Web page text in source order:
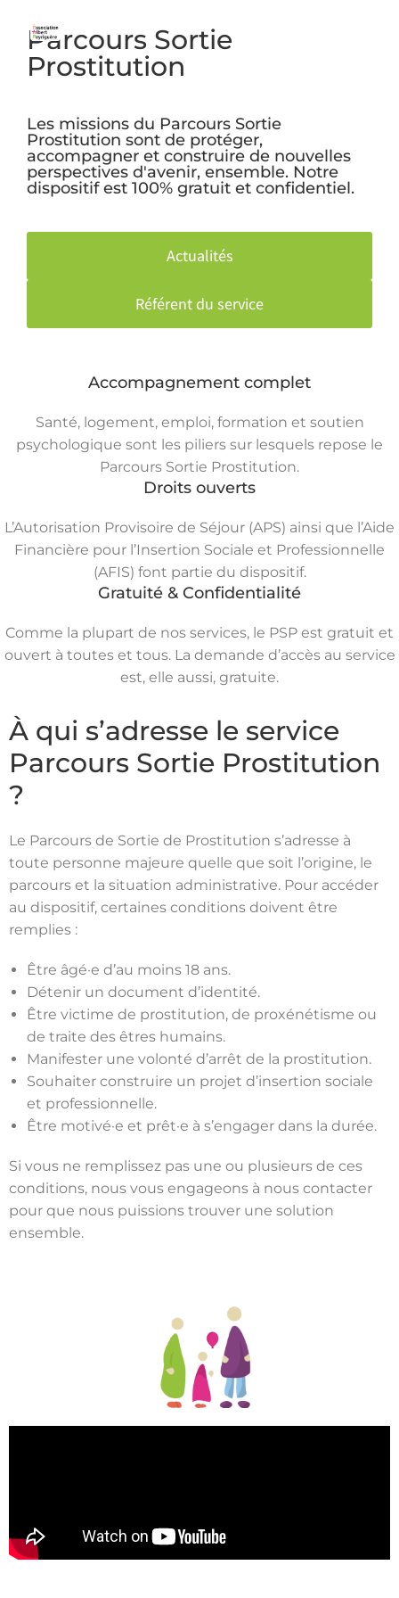
Parcours Sortie
Prostitution
Les missions du Parcours Sortie
Prostitution sont de protéger,
accompagner et construire de nouvelles
perspectives d'avenir, ensemble. Notre
dispositif est 100% gratuit et confidentiel.
Actualités
Référent du service
Accompagnement complet
Santé, logement, emploi, formation et soutien
psychologique sont les piliers sur lesquels repose le
Parcours Sortie Prostitution.
Droits ouverts
L’Autorisation Provisoire de Séjour (APS) ainsi que l’Aide
Financière pour l’Insertion Sociale et Professionnelle
(AFIS) font partie du dispositif.
Gratuité & Confidentialité
Comme la plupart de nos services, le PSP est gratuit et
ouvert à toutes et tous. La demande d’accès au service
est, elle aussi, gratuite.
À qui s’adresse le service
Parcours Sortie Prostitution
?
Le Parcours de Sortie de Prostitution s’adresse à
toute personne majeure quelle que soit l’origine, le
parcours et la situation administrative. Pour accéder
au dispositif, certaines conditions doivent être
remplies :
Être âgé·e d’au moins 18 ans.
Détenir un document d’identité.
Être victime de prostitution, de proxénétisme ou
de traite des êtres humains.
Manifester une volonté d’arrêt de la prostitution.
Souhaiter construire un projet d’insertion sociale
et professionnelle.
Être motivé·e et prêt·e à s’engager dans la durée.
Si vous ne remplissez pas une ou plusieurs de ces
conditions, nous vous engageons à nous contacter
pour que nous puissions trouver une solution
ensemble.